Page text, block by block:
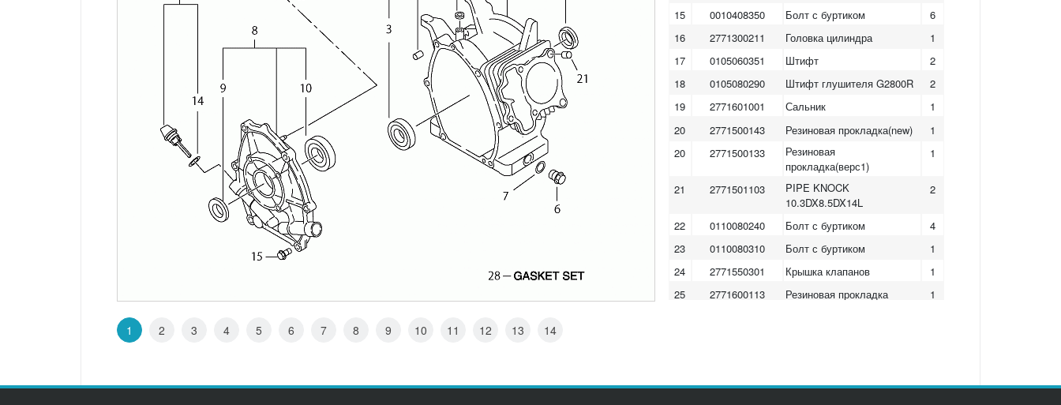
1 2 3 4 5 6 7 8 9 10 11 12 13 14
15
0010408350 Болт с буртиком
6
16
2771300211 Головка цилиндра
1
17
0105060351 Штифт
2
18
0105080290 Штифт глушителя G2800R
2
19
2771601001 Сальник
1
20
2771500143 Резиновая прокладка(new)
1
20
2771500133
Резиновая
прокладка(верс1)
1
21 2771501103
PIPE KNOCK
10.3DX8.5DX14L
2
22 0110080240 Болт с буртиком
4
23
0110080310 Болт с буртиком
1
24
2771550301 Крышка клапанов
1
25
2771600113 Резиновая прокладка
1